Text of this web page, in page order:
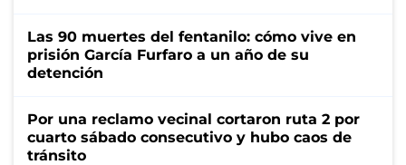
Las 90 muertes del fentanilo: cómo vive en
prisión García Furfaro a un año de su
detención
Por una reclamo vecinal cortaron ruta 2 por
cuarto sábado consecutivo y hubo caos de
tránsito